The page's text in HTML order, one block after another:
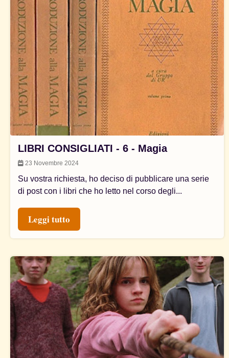
LIBRI CONSIGLIATI - 6 - Magia
23 Novembre 2024
Su vostra richiesta, ho deciso di pubblicare una serie
di post con i libri che ho letto nel corso degli...
Leggi tutto